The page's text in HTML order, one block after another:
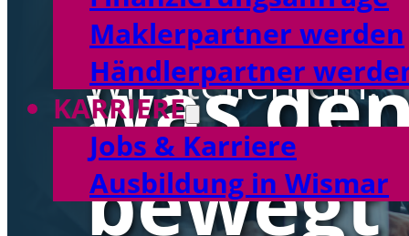
Maklerpartner werden
Händlerpartner
KARRIERE
Jobs & Karriere
Ausbildung in Wismar
was
bewegt
Wir stellen ein: